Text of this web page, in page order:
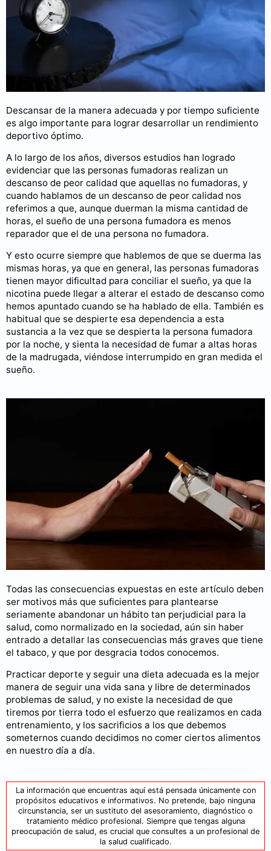
Descansar de la manera adecuada y por tiempo suficiente
es algo importante para lograr desarrollar un rendimiento
deportivo óptimo.
A lo largo de los años, diversos estudios han logrado
evidenciar que las personas fumadoras realizan un
descanso de peor calidad que aquellas no fumadoras, y
cuando hablamos de un descanso de peor calidad nos
referimos a que, aunque duerman la misma cantidad de
horas, el sueño de una persona fumadora es menos
reparador que el de una persona no fumadora.
Y esto ocurre siempre que hablemos de que se duerma las
mismas horas, ya que en general, las personas fumadoras
tienen mayor dificultad para conciliar el sueño, ya que la
nicotina puede llegar a alterar el estado de descanso como
hemos apuntado cuando se ha hablado de ella. También es
habitual que se despierte esa dependencia a esta
sustancia a la vez que se despierta la persona fumadora
por la noche, y sienta la necesidad de fumar a altas horas
de la madrugada, viéndose interrumpido en gran medida el
sueño.
Todas las consecuencias expuestas en este artículo deben
ser motivos más que suficientes para plantearse
seriamente abandonar un hábito tan perjudicial para la
salud, como normalizado en la sociedad, aún sin haber
entrado a detallar las consecuencias más graves que tiene
el tabaco, y que por desgracia todos conocemos.
Practicar deporte y seguir una dieta adecuada es la mejor
manera de seguir una vida sana y libre de determinados
problemas de salud, y no existe la necesidad de que
tiremos por tierra todo el esfuerzo que realizamos en cada
entrenamiento, y los sacrificios a los que debemos
someternos cuando decidimos no comer ciertos alimentos
en nuestro día a día.
La información que encuentras aquí está pensada únicamente con
propósitos educativos e informativos. No pretende, bajo ninguna
circunstancia, ser un sustituto del asesoramiento, diagnóstico o
tratamiento médico profesional. Siempre que tengas alguna
preocupación de salud, es crucial que consultes a un profesional de
la salud cualificado.